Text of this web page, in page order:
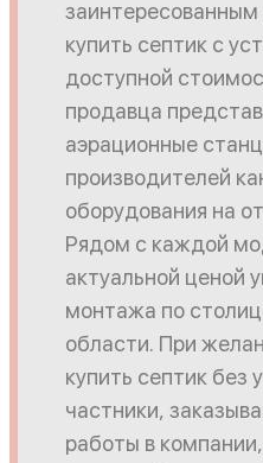
купить септик с
доступной
продавца
аэрационные
производителей
оборудования на
Рядом с каждой
актуальной ценой
монтажа по
области. При
купить септик без
частники,
работы в